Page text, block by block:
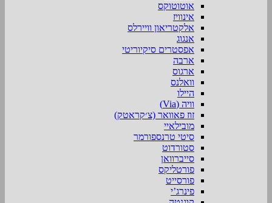
אוטוטוקס
אינוויז
אלקטריאון וויירלס
אנגוג
אפסטרים סיקיוריטי
ארבה
ארגוס
וואלנס
היילו
וויה (Via)
זוז פאוואר (צ׳קראטק)
מובילאיי
סיטי טרנספורמר
סטורדוט
סייברוואן
פורטליקס
פורסייט
פינרג’י